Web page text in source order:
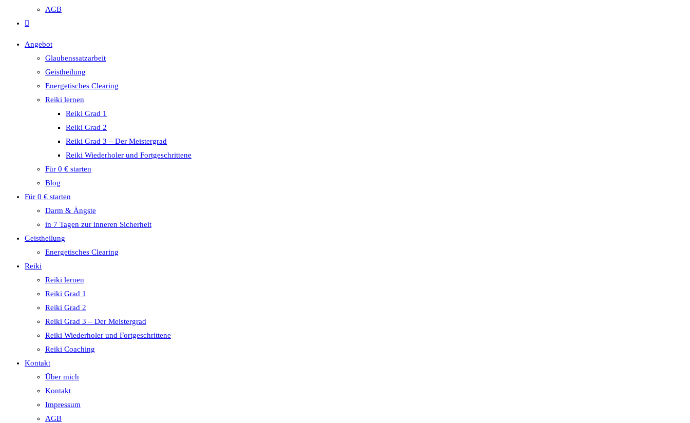
AGB
Angebot
Glaubenssatzarbeit
Geistheilung
Energetisches Clearing
Reiki lernen
Reiki Grad 1
Reiki Grad 2
Reiki Grad 3 – Der Meistergrad
Reiki Wiederholer und Fortgeschrittene
Für 0 € starten
Blog
Für 0 € starten
Darm & Ängste
in 7 Tagen zur inneren Sicherheit
Geistheilung
Energetisches Clearing
Reiki
Reiki lernen
Reiki Grad 1
Reiki Grad 2
Reiki Grad 3 – Der Meistergrad
Reiki Wiederholer und Fortgeschrittene
Reiki Coaching
Kontakt
Über mich
Kontakt
Impressum
AGB